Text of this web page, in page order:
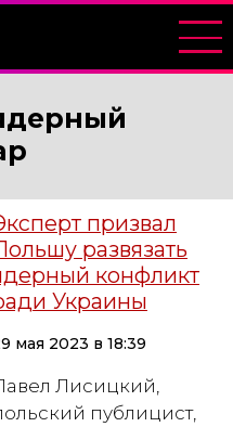
призвал
развязать
конфликт
Украины
мая 2023 в 18:39
Лисицкий,
публицист,